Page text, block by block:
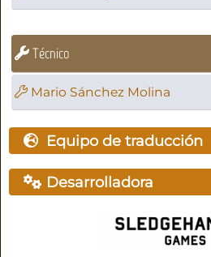
Técnico
Mario Sánchez Molina
Equipo de traducción
Desarrolladora